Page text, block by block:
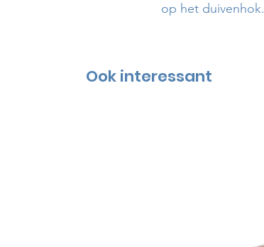
op het duivenhok.
Ook interessant